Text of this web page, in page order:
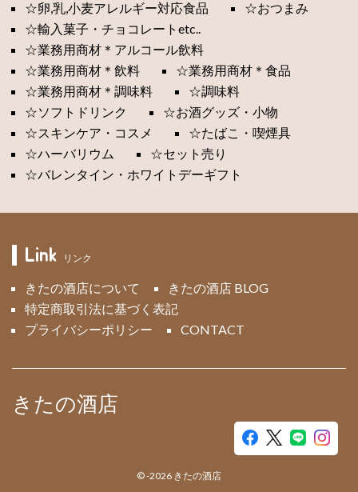
☆卵,乳,小麦アレルギー対応食品
☆おつまみ
☆輸入菓子・チョコレートetc..
☆業務用商材＊アルコール飲料
☆業務用商材＊飲料
☆業務用商材＊食品
☆業務用商材＊調味料
☆調味料
☆ソフトドリンク
☆お酒グッズ・小物
☆スキンケア・コスメ
☆たばこ・喫煙具
☆ハーバリウム
☆セット売り
☆バレンタイン・ホワイトデーギフト
Link リンク
きたの酒店について
きたの酒店 BLOG
特定商取引法に基づく表記
プライバシーポリシー
CONTACT
きたの酒店
©-2026 きたの酒店